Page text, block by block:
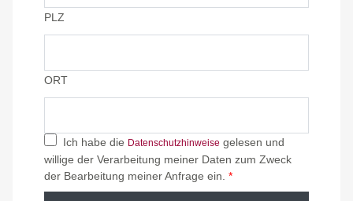
PLZ
ORT
Ich habe die Datenschutzhinweise gelesen und
willige der Verarbeitung meiner Daten zum Zweck
der Bearbeitung meiner Anfrage ein. *